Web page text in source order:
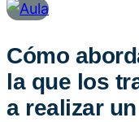
Cómo
la que los
a realizar